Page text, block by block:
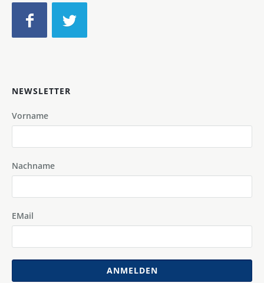
NEWSLETTER
Vorname
Nachname
EMail
ANMELDEN